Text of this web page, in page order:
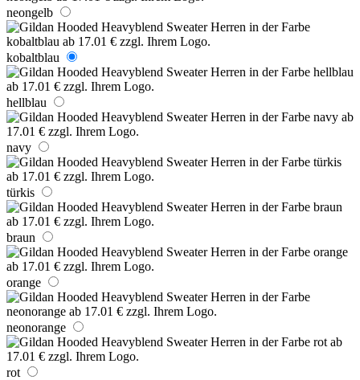
neongelb
kobaltblau
hellblau
navy
türkis
braun
orange
neonorange
rot